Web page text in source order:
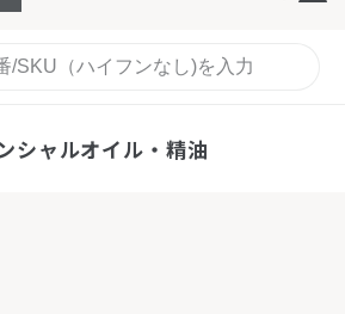
センシャルオイル・精油 / シングルエッセン
シャルオイル・精油